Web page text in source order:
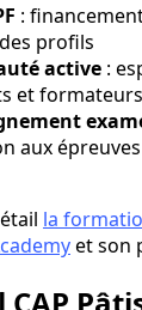
:
profils
active :
et formateurs
aux
la
et son